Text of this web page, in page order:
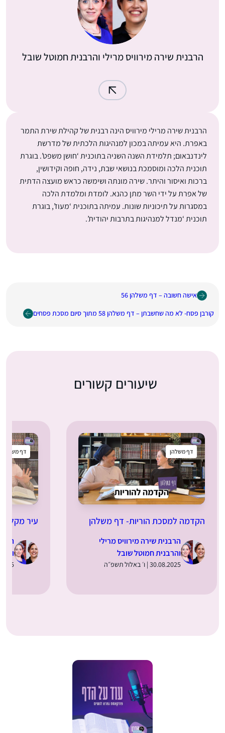
הרבנית שירה מירוויס מרילי והרבנית חמוטל שובל
הרבנית שירה מרילי מירוויס הינה רבנית של קהילת שירת התמר
באפרת. היא עמיתה במכון למנהיגות הלכתית של מדרשת
לינדנבאום; תלמידת השנה השניה בתוכנית ‘חושן משפט’. בוגרת
תוכנית הלכה ומוסמכת בנושאי שבת, נידה, חופה וקידושין,
ברכות ואיסור והיתר. שירה מונתה ושימשה כראש מועצה הדתית
של אפרת על ידי השר מתן כהנא. לומדת ומלמדת הלכה
במסגרות על תיכוניות שונות. עמיתה בתוכנית ‘מעוז’, בוגרת
תוכנית ‘מנדל למנהיגות בתרבות יהודית’.
אישה חשובה – דף משלהן 56
קורבן פסח- לא מה שחשבתן – דף משלהן 58 מתוך סיום מסכת פסחים
שיעורים קשורים
דף משלהן
הקדמה למסכת הוריות- דף משלהן
הרבנית שירה מירוויס מרילי
והרבנית חמוטל שובל
30.08.2025 | ו׳ באלול תשפ״ה
דף משלהן
עיר מקלט
21.04.2025